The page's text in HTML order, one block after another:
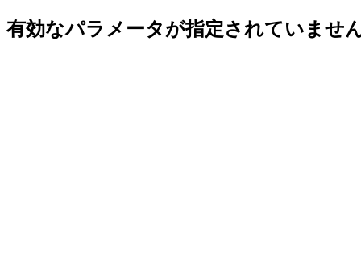
有効なパラメータが指定されていませ